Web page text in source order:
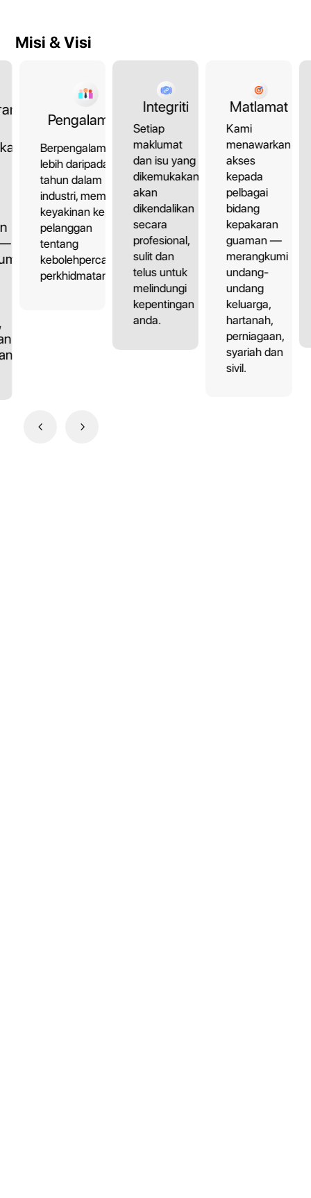
Misi & Visi
—
Pengalaman
Berpengalaman
lebih daripada 10
tahun dalam
industri, memberi
keyakinan kepada
pelanggan
tentang
kebolehpercayaan
perkhidmatan.
Integriti
Setiap
maklumat
dan isu yang
dikemukakan
akan
dikendalikan
secara
profesional,
sulit dan
telus untuk
melindungi
kepentingan
anda.
Matlamat
Kami
menawarkan
akses
kepada
pelbagai
bidang
kepakaran
guaman —
merangkumi
undang-
undang
keluarga,
hartanah,
perniagaan,
syariah dan
sivil.
4 5